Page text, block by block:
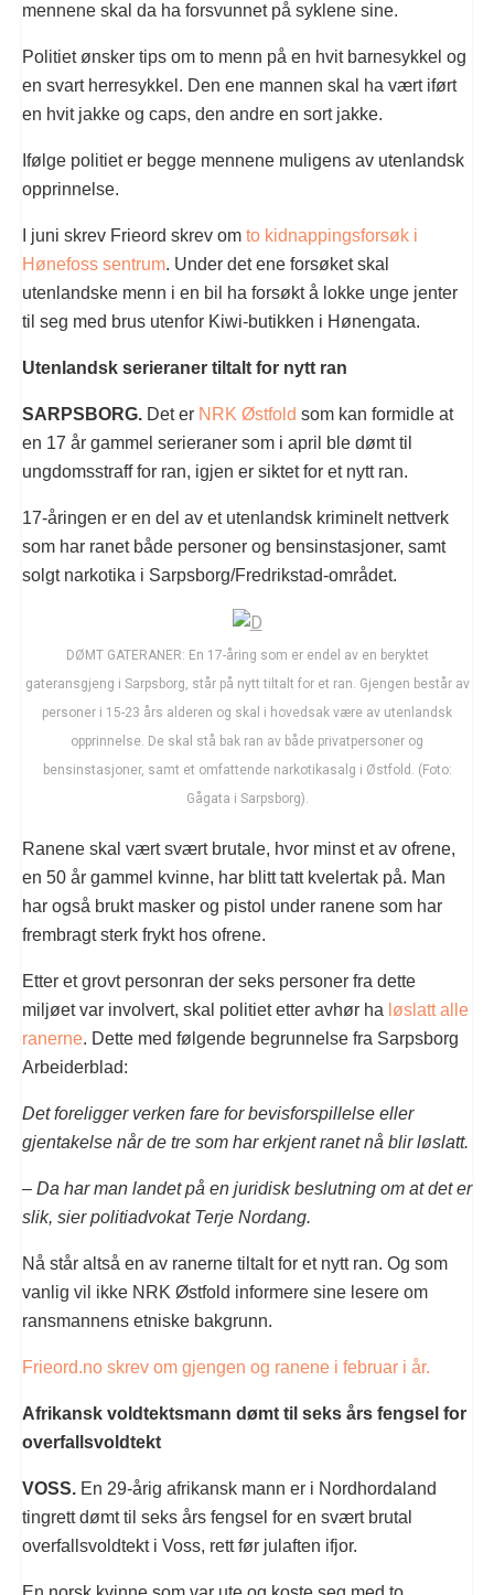
mennene skal da ha forsvunnet på syklene sine.
Politiet ønsker tips om to menn på en hvit barnesykkel og
en svart herresykkel. Den ene mannen skal ha vært iført
en hvit jakke og caps, den andre en sort jakke.
Ifølge politiet er begge mennene muligens av utenlandsk
opprinnelse.
I juni skrev Frieord skrev om to kidnappingsforsøk i
Hønefoss sentrum. Under det ene forsøket skal
utenlandske menn i en bil ha forsøkt å lokke unge jenter
til seg med brus utenfor Kiwi-butikken i Hønengata.
Utenlandsk serieraner tiltalt for nytt ran
SARPSBORG. Det er NRK Østfold som kan formidle at
en 17 år gammel serieraner som i april ble dømt til
ungdomsstraff for ran, igjen er siktet for et nytt ran.
17-åringen er en del av et utenlandsk kriminelt nettverk
som har ranet både personer og bensinstasjoner, samt
solgt narkotika i Sarpsborg/Fredrikstad-området.
DØMT GATERANER: En 17-åring som er endel av en beryktet
gateransgjeng i Sarpsborg, står på nytt tiltalt for et ran. Gjengen består av
personer i 15-23 års alderen og skal i hovedsak være av utenlandsk
opprinnelse. De skal stå bak ran av både privatpersoner og
bensinstasjoner, samt et omfattende narkotikasalg i Østfold. (Foto:
Gågata i Sarpsborg).
Ranene skal vært svært brutale, hvor minst et av ofrene,
en 50 år gammel kvinne, har blitt tatt kvelertak på. Man
har også brukt masker og pistol under ranene som har
frembragt sterk frykt hos ofrene.
Etter et grovt personran der seks personer fra dette
miljøet var involvert, skal politiet etter avhør ha løslatt alle
ranerne. Dette med følgende begrunnelse fra Sarpsborg
Arbeiderblad:
Det foreligger verken fare for bevisforspillelse eller
gjentakelse når de tre som har erkjent ranet nå blir løslatt.
– Da har man landet på en juridisk beslutning om at det er
slik, sier politiadvokat Terje Nordang.
Nå står altså en av ranerne tiltalt for et nytt ran. Og som
vanlig vil ikke NRK Østfold informere sine lesere om
ransmannens etniske bakgrunn.
Frieord.no skrev om gjengen og ranene i februar i år.
Afrikansk voldtektsmann dømt til seks års fengsel for
overfallsvoldtekt
VOSS. En 29-årig afrikansk mann er i Nordhordaland
tingrett dømt til seks års fengsel for en svært brutal
overfallsvoldtekt i Voss, rett før julaften ifjor.